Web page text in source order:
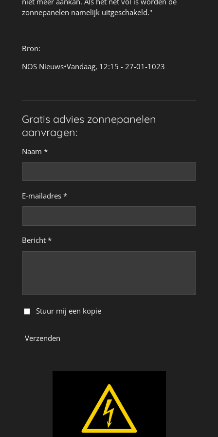
zonnepanelen namelijk uitgeschakeld."
Bron:
NOS Nieuws•Vandaag, 12:15 - 27-01-1023
Gratis advies zonnepanelen
aanvragen:
Naam *
E-mailadres *
Bericht *
Stuur mij een kopie
Verzenden